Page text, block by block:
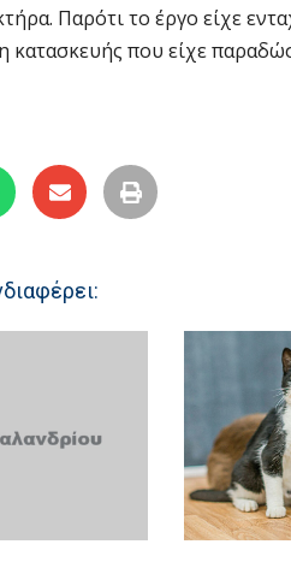
Παρότι το έργο είχε
κατασκευής που είχε